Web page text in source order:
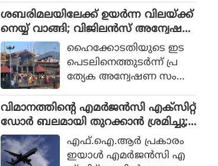
കൃത്യമായ നിലപാടെന്നും
പുതിയ ഡാം നിര്‍മിക്കുക
മാത്രമാണ് ശാശ്വത പ
രിഹാരമെന്നും മന്ത്രി പറ
ഞ്ഞു. മുല്ലപ്പെരിയാറിലെ
ജലനിരപ്പ് ഉയര്‍ത്തുമെന്ന
തമിഴ്നാട് ബജറ്റ് പ്രഖ്യാപന
ത്തോട് പ്രതികരിക്കുക
യായിരുന്നു മന്ത്രി.
ശബരിമലയിലേക്ക് ഉയര്‍ന്ന വിലയ്ക്ക്
നെയ്യ് വാങ്ങി; വിജിലന്‍സ് അന്വേഷ
ണത്തിന് ഹൈക്കോടതി ഉത്തരവ്
ഹൈക്കോടതിയുടെ ഇട
പെടലിനെത്തുടര്‍ന്ന് പ്ര
ത്യേക അന്വേഷണ സംഘ
ന്വേഷിക്കുന്ന മൂന്നാമത്തെ
ശബരിമല വിവാദമാണിത്.
വിമാനത്തിന്റെ എമര്‍ജന്‍സി എക്‌സിറ്റ്
ഡോര്‍ ബലമായി തുറക്കാന്‍ ശ്രമിച്ചു;
മലയാളി പിടിയില്‍എഫ്.ഐ.ആര്‍ പ്രകാരം
ഇയാള്‍ എമര്‍ജന്‍സി എ